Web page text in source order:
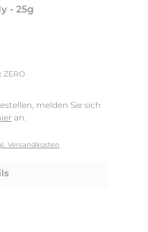
- 25g
ZERO
melden Sie sich
an.
Versandkosten